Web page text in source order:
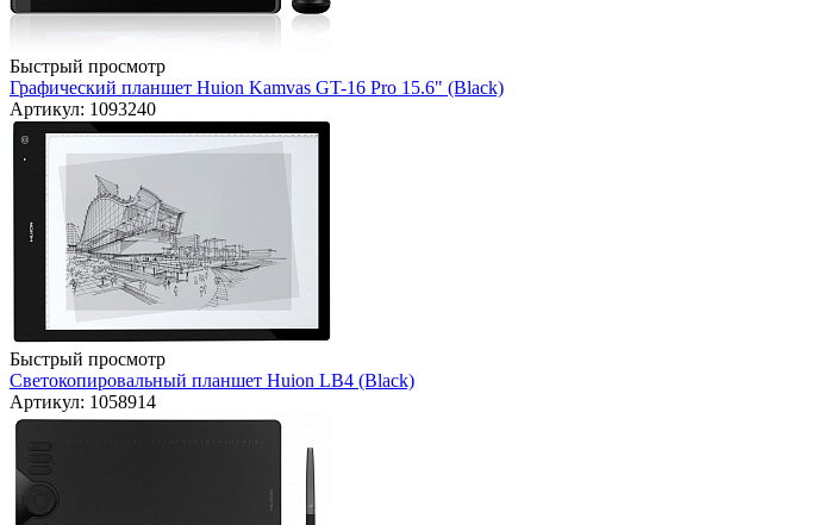
Быстрый просмотр
Графический планшет Huion Kamvas GT-16 Pro 15.6" (Black)
Артикул: 1093240
Быстрый просмотр
Светокопировальный планшет Huion LB4 (Black)
Артикул: 1058914